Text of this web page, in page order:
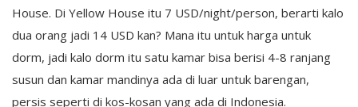
House. Di Yellow House itu 7 USD/night/person, berarti kalo
dua orang jadi 14 USD kan? Mana itu untuk harga untuk
dorm, jadi kalo dorm itu satu kamar bisa berisi 4-8 ranjang
susun dan kamar mandinya ada di luar untuk barengan,
persis seperti di kos-kosan yang ada di Indonesia.